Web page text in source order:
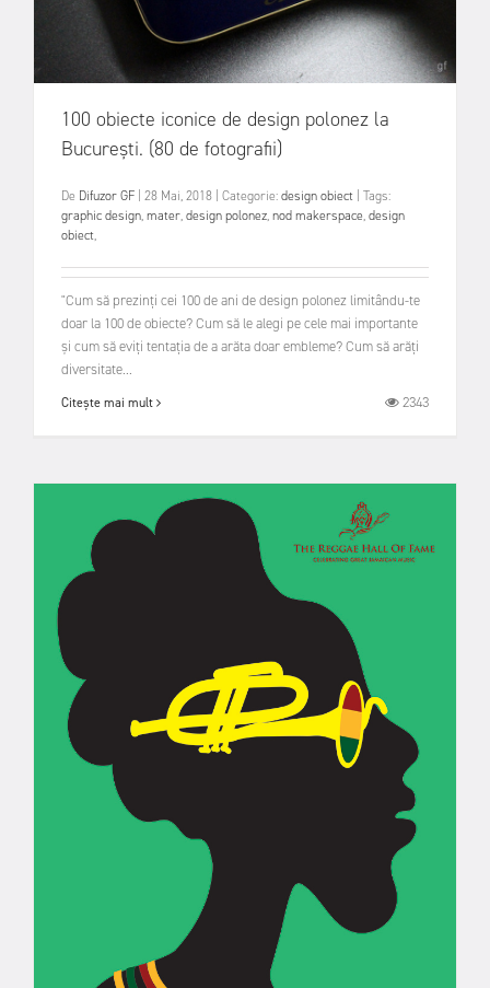
100 obiecte iconice de design polonez la
București. (80 de fotografii)
De Difuzor GF 28 Mai, 2018 Categorie:design obiect Tags:
graphic design,mater,design polonez,nod makerspace,design
obiect,
"Cum să prezinți cei 100 de ani de design polonez limitându-te
doar la 100 de obiecte? Cum să le alegi pe cele mai importante
și cum să eviți tentația de a arăta doar embleme? Cum să arăți
diversitate...
Citește mai mult 2343